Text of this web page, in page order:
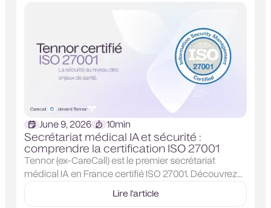
June 9, 2026 10min
Secrétariat médical IA et sécurité :
comprendre la certification ISO 27001
Tennor (ex-CareCall) est le premier secrétariat
médical IA en France certifié ISO 27001. Découvrez
ce que cette norme garantit et comment elle
s'articule avec l'HDS et le RGPD pour protéger la
Lire l'article